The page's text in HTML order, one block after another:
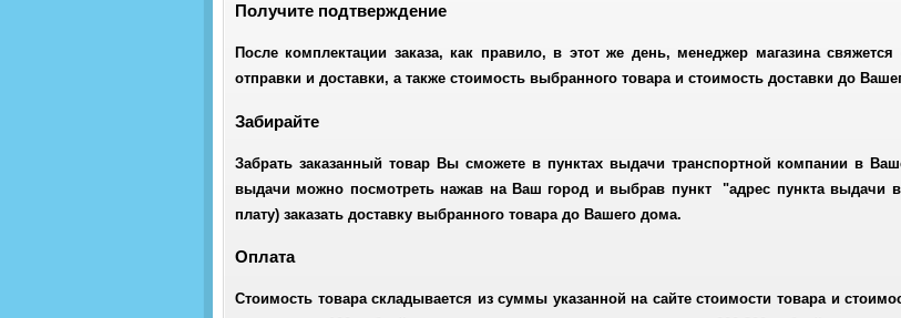
Получите подтверждение
После комплектации заказа, как правило, в этот же день, менеджер магазина
отправки и доставки, а также стоимость выбранного товара и стоимость доставки до
Забирайте
Забрать заказанный товар Вы сможете в пунктах выдачи транспортной компании в
выдачи можно посмотреть нажав на Ваш город и выбрав пункт "адрес пункта выдачи
плату) заказать доставку выбранного товара до Вашего дома.
Оплата
Стоимость товара складывается из суммы указанной на сайте стоимости товара и